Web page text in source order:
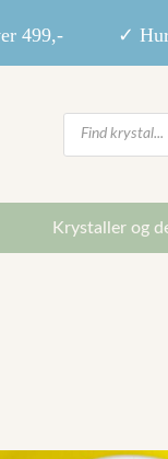
499,- ✓ Hurtig
Products
search
Krystaller og